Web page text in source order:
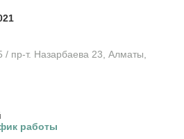
/ пр-т. Назарбаева 23, Алматы,
работы